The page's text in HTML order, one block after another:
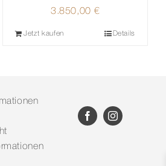
3.850,00 €
Jetzt kaufen Details